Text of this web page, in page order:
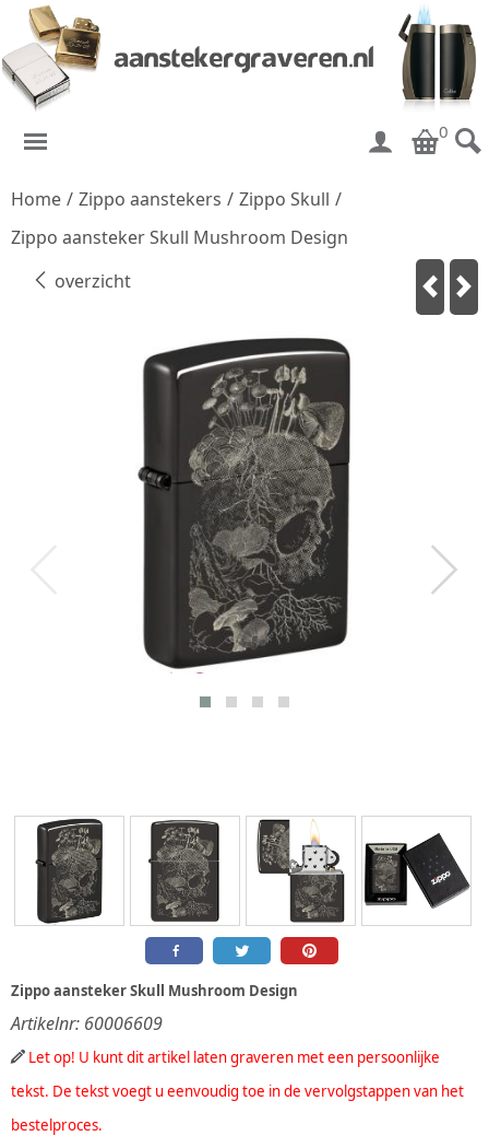
0
Home / Zippo aanstekers / Zippo Skull /
Zippo aansteker Skull Mushroom Design
overzicht
Zippo aansteker Skull Mushroom Design
Artikelnr: 60006609
Let op! U kunt dit artikel laten graveren met een persoonlijke
tekst. De tekst voegt u eenvoudig toe in de vervolgstappen van het
bestelproces.